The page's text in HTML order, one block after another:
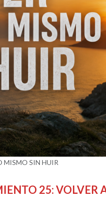
MISMO SIN HUIR
25: VOLVER